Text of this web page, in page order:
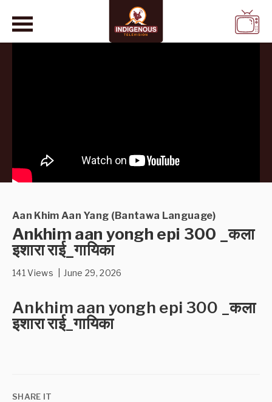
Aan Khim Aan Yang (Bantawa Language)
Ankhim aan yongh epi 300 _कला
इशारा राई_गायिका
141 Views | June 29, 2026
Ankhim aan yongh epi 300 _कला
इशारा राई_गायिका
SHARE IT